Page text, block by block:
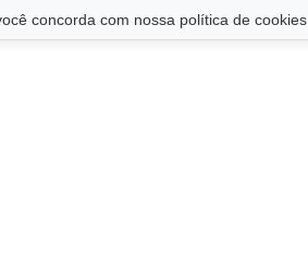
concorda com nossa política de cookies.